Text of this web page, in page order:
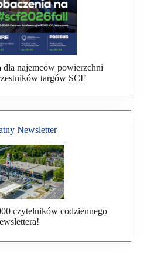
dla najemców powierzchni
targów SCF
Newsletter
czytelników codziennego